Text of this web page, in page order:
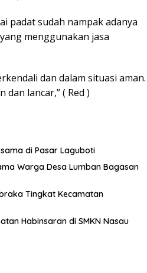
padat sudah nampak adanya
menggunakan jasa
dan dalam situasi aman.
lancar,” ( Red )
di Pasar Laguboti
Warga Desa Lumban Bagasan
Tingkat Kecamatan
Habinsaran di SMKN Nasau